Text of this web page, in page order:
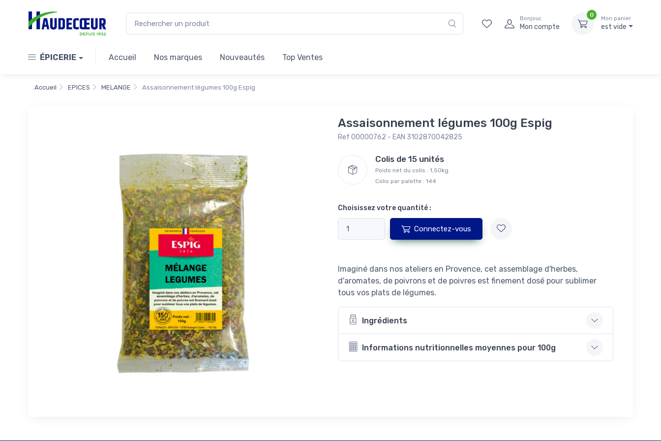
Bonjour,
Mon compte
0
Mon panier
est vide
ÉPICERIE Accueil Nos marques Nouveautés Top Ventes
Accueil EPICES MELANGE Assaisonnement légumes 100g Espig
Assaisonnement légumes 100g Espig
Ref 00000762 - EAN 3102870042825
Colis de 15 unités
Poids net du colis : 1,50kg
Colis par palette : 144
Choisissez votre quantité :
Connectez-vous
Imaginé dans nos ateliers en Provence, cet assemblage d'herbes,
d'aromates, de poivrons et de poivres est finement dosé pour sublimer
tous vos plats de légumes.
Ingrédients
Informations nutritionnelles moyennes pour 100g